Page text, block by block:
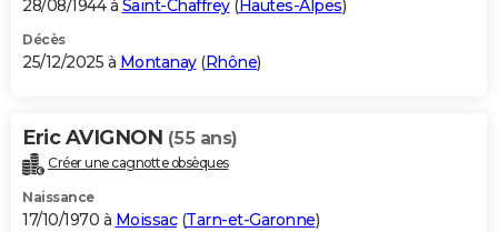
28/08/1944 à Saint-Chaffrey( Hautes-Alpes)
Décès
25/12/2025 à Montanay(Rhône)
Eric AVIGNON (55 ans)
Créer une cagnotte obsèques
Naissance
17/10/1970 à Moissac(Tarn-et-Garonne)